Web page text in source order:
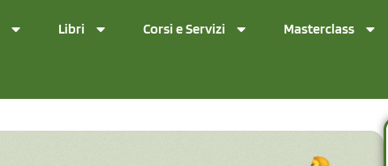
Libri Corsi e Servizi Masterclass